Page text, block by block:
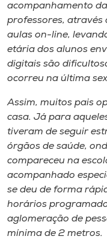
acompanhamento
professores, através
aulas on-line,
etária dos alunos
digitais são
ocorreu na última
Assim, muitos pais
casa. Já para
tiveram de seguir
órgãos de saúde,
compareceu na
acompanhado
se deu de forma
horários
aglomeração de
mínima de 2 metros.